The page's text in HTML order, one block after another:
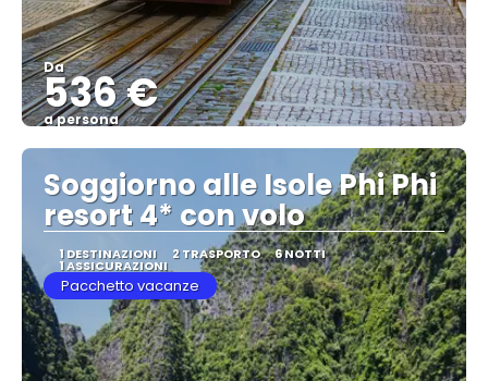
Da
536 €
a persona
Vedere
Soggiorno alle Isole Phi Phi
resort 4* con volo
1 DESTINAZIONI 2 TRASPORTO 6 NOTTI
1 ASSICURAZIONI
Pacchetto vacanze